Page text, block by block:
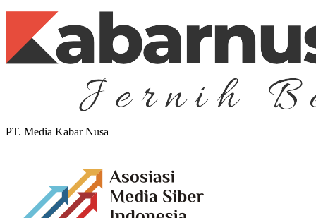
PT. Media Kabar Nusa